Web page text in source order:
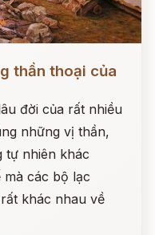
thần thoại của
đời của rất nhiều
những vị thần,
tự nhiên khác
mà các bộ lạc
khác nhau về